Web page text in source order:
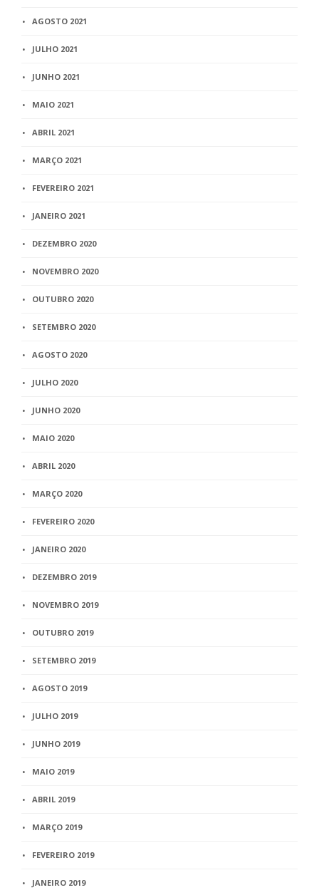
AGOSTO 2021
JULHO 2021
JUNHO 2021
MAIO 2021
ABRIL 2021
MARÇO 2021
FEVEREIRO 2021
JANEIRO 2021
DEZEMBRO 2020
NOVEMBRO 2020
OUTUBRO 2020
SETEMBRO 2020
AGOSTO 2020
JULHO 2020
JUNHO 2020
MAIO 2020
ABRIL 2020
MARÇO 2020
FEVEREIRO 2020
JANEIRO 2020
DEZEMBRO 2019
NOVEMBRO 2019
OUTUBRO 2019
SETEMBRO 2019
AGOSTO 2019
JULHO 2019
JUNHO 2019
MAIO 2019
ABRIL 2019
MARÇO 2019
FEVEREIRO 2019
JANEIRO 2019